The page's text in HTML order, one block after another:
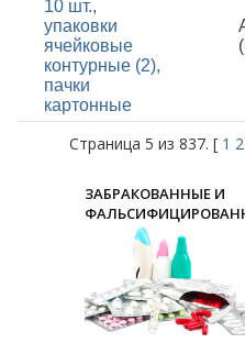
10 шт.,
упаковки
ячейковые
контурные (2),
пачки
картонные
Страница 5 из 837. [ 1 2
ЗАБРАКОВАННЫЕ И